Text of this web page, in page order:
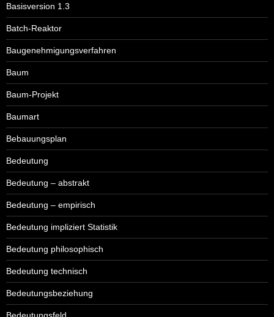
Basisversion 1.3
Batch-Reaktor
Baugenehmigungsverfahren
Baum
Baum-Projekt
Baumart
Bebauungsplan
Bedeutung
Bedeutung – abstrakt
Bedeutung – empirisch
Bedeutung impliziert Statistik
Bedeutung philosophisch
Bedeutung technisch
Bedeutungsbeziehung
Bedeutungsfeld